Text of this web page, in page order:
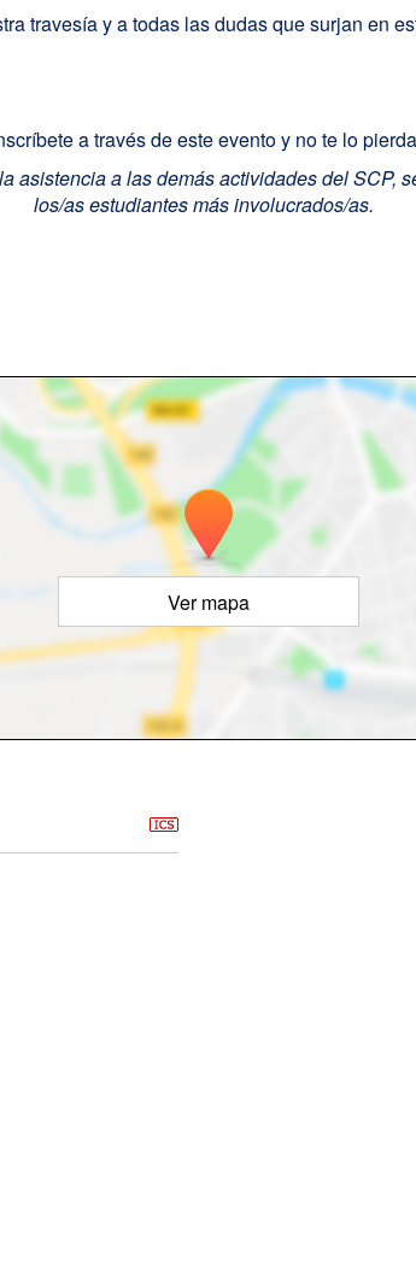
travesía y a todas las dudas que surjan en
a través de este evento y no te lo
asistencia a las demás actividades del SCP,
los/as estudiantes más involucrados/as.
Ver mapa